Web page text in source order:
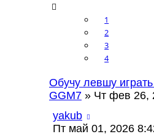
1
2
3
4
Обучу левшу
GGM7 » Чт фев 26,
yakub
Пт май 01, 2026